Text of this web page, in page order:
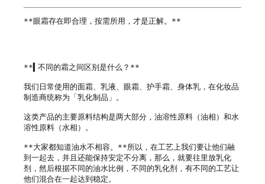
**眼霜存在即合理，按需所用，才是正解。**
**▍不同的霜之间区别是什么？**
我们日常使用的面霜、乳液、眼霜、护手霜、身体乳，在化妆品
制造商统称为「乳化制品」。
这类产品的主要原料结构是两大部分，油溶性原料（油相）和水
溶性原料（水相）。
**大家都知道油水不相容。**所以，在工艺上我们要让他们融
到一起去，并且还能保持安定不分离，那么，就要往里放乳化
剂，然后根据不同的油水比例，不同的乳化剂，有不同的工艺让
他们混合在一起达到稳定。